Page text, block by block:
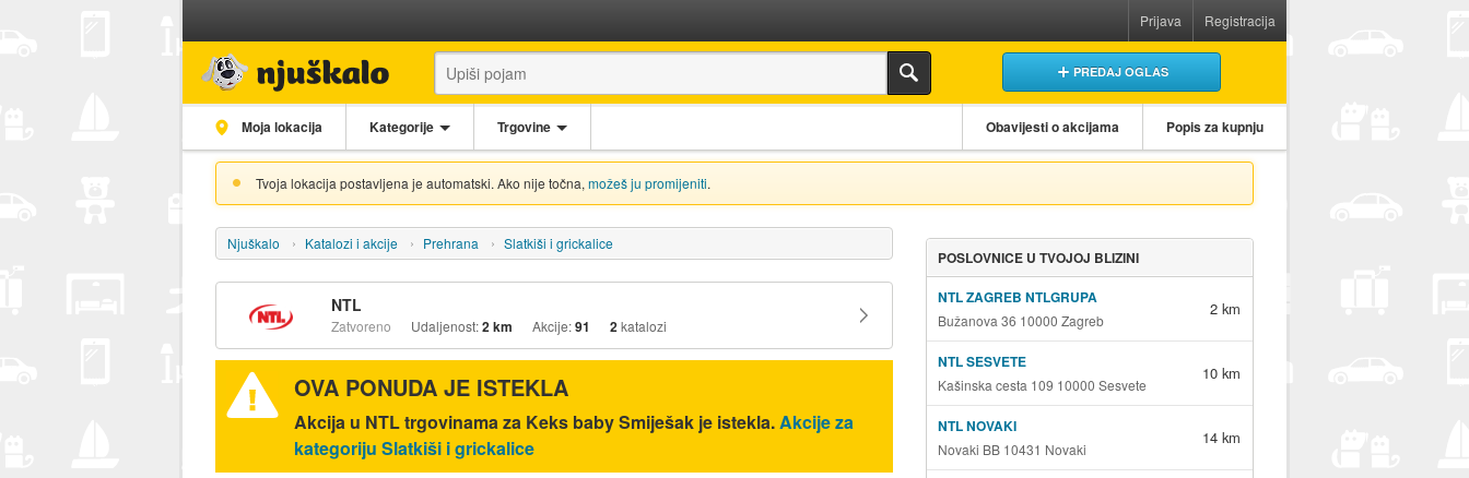
Prijava Registracija
PREDAJ OGLAS
Moja lokacija Kategorije Trgovine Obavijesti o akcijama Popis za kupnju
Tvoja lokacija postavljena je automatski. Ako nije točna, možeš ju promijeniti.
Njuškalo Katalozi i akcije Prehrana Slatkiši i grickalice
NTL
Zatvoreno Udaljenost:2 km Akcije:91 2katalozi
OVA PONUDA JE ISTEKLA
Akcija u NTL trgovinama za Keks baby Smiješak je istekla.Akcije za
kategoriju Slatkiši i grickalice
POSLOVNICE U TVOJOJ BLIZINI
NTL ZAGREB NTLGRUPA
Bužanova 36 10000 Zagreb
2 km
NTL SESVETE
Kašinska cesta 109 10000 Sesvete
10 km
NTL NOVAKI
Novaki BB 10431 Novaki
14 km